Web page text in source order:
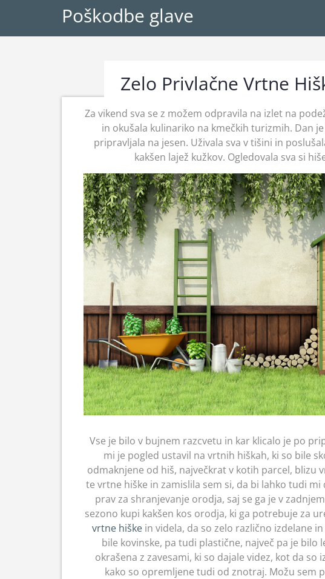
Poškodbe glave
Zelo Privlačne Vrtne
Za vikend sva se z možem odpravila na izlet na
in okušala kulinariko na kmečkih turizmih. Dan
pripravljala na jesen. Uživala sva v tišini in
kakšen lajež kužkov. Ogledovala sva si
Vse je bilo v bujnem razcvetu in kar klicalo je po
mi je pogled ustavil na vrtnih hiškah, ki so bile
odmaknjene od hiš, največkrat v kotih parcel, blizu
te vrtne hiške in zamislila sem si, da bi lahko tudi
prav za shranjevanje orodja, saj se ga je v
sezono kupi kakšen kos orodja, ki ga potrebuje za
vrtne hiške in videla, da so zelo različno izdelane
bile kovinske, pa tudi plastične, največ pa je bilo
okrašena z zavesami, ki so dajale videz, kot da so
kako so opremljene tudi od znotraj. Možu sem